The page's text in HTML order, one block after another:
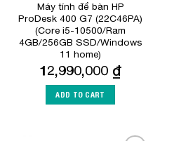
Máy tính để bàn HP
ProDesk 400 G7 (22C46PA)
(Core i5-10500/Ram
4GB/256GB SSD/Windows
11 home)
12,990,000 ₫
ADD TO CART